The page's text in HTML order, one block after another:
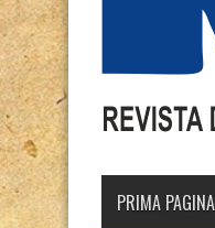
PRIMA PAGINA